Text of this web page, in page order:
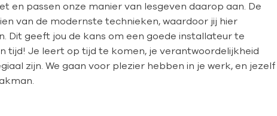
en passen onze manier van lesgeven daarop aan. De
van de modernste technieken, waardoor jij hier
Dit geeft jou de kans om een goede installateur te
tijd! Je leert op tijd te komen, je verantwoordelijkheid
zijn. We gaan voor plezier hebben in je werk, en jezelf